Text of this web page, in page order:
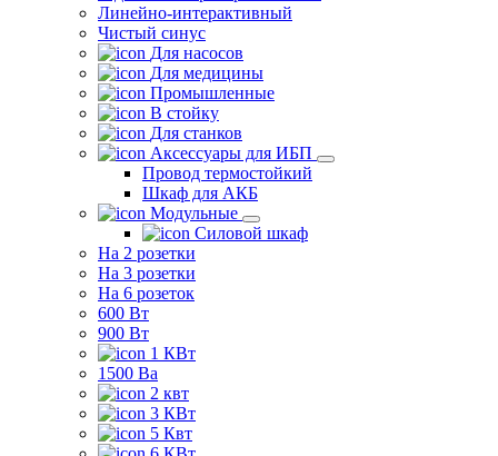
Линейно-интерактивный
Чистый синус
Для насосов
Для медицины
Промышленные
В стойку
Для станков
Аксессуары для ИБП
Провод термостойкий
Шкаф для АКБ
Модульные
Силовой шкаф
На 2 розетки
На 3 розетки
На 6 розеток
600 Вт
900 Вт
1 КВт
1500 Ва
2 квт
3 КВт
5 Квт